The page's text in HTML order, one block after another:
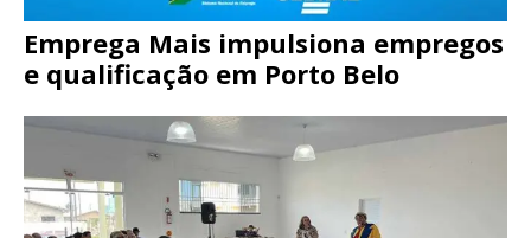
Emprega Mais impulsiona empregos
e qualificação em Porto Belo